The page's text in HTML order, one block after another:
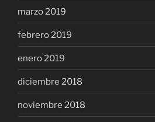
marzo 2019
febrero 2019
enero 2019
diciembre 2018
noviembre 2018